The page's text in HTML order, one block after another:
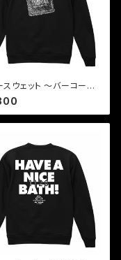
スウェット 〜バーコー